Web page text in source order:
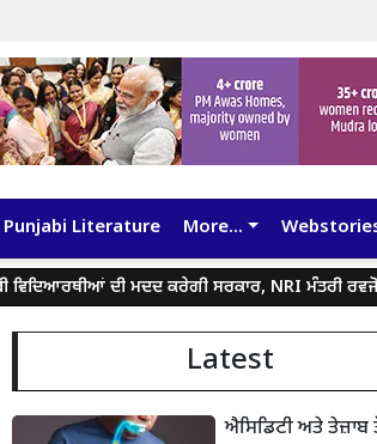
Punjabi Literature More...
ਦੀ ਮਦਦ ਕਰੇਗੀ ਸਰਕਾਰ, NRI ਮੰਤਰੀ ਰਵਜੋਤ ਸਿੰਘ
Latest
ਐਸਿਡਿਟੀ ਅਤੇ ਤੇਜ਼ਾਬ